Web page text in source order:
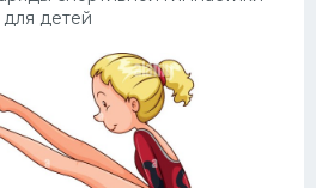
для детей